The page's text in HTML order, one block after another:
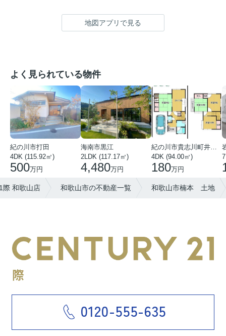
地図アプリで見る
よく見られている物件
紀の川市打田
4DK (115.92㎡)
500万円
海南市黒江
2LDK (117.17㎡)
4,480万円
紀の川市貴志川町井ノ口
4DK (94.00㎡)
180万円
際 和歌山店 和歌山市の不動産一覧 和歌山市楠本 土地
0120-555-635